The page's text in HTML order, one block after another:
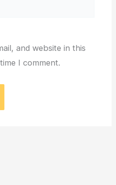
and website in this
I comment.